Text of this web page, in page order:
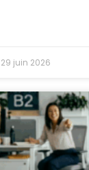
29 juin 2026